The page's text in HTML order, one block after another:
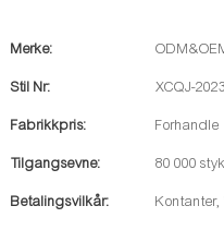
Merke:
Stil Nr: XCQJ-2023
Fabrikkpris: Forhandle
Tilgangsevne: 80 000
Betalingsvilkår: Kontanter,